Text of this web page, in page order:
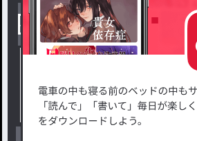
小説を探す
新着小説一覧
小説コンテスト応募・公募
出版・メディアミックス作品
ジャ
恋愛・
ファン
ホラー